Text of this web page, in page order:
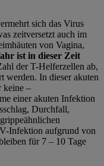
sich das Virus
zeitversetzt auch im
von Vagina,
ist in dieser Zeit
der T-Helferzellen ab,
werden. In dieser akuten
keine –
einer akuten Infektion
Durchfall,
Infektion aufgrund von
für 7 – 10 Tage